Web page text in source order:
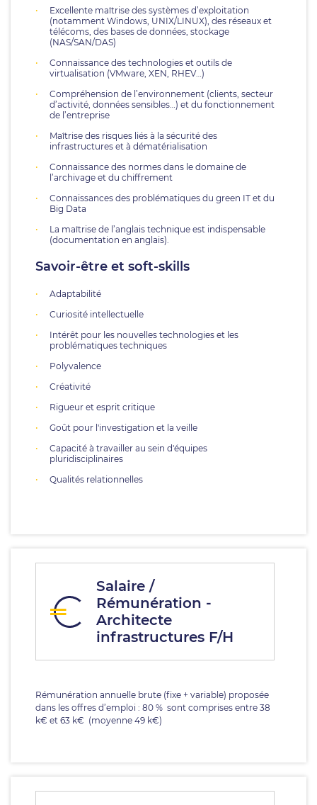
Excellente maîtrise des systèmes d’exploitation
(notamment Windows, UNIX/LINUX), des réseaux et
télécoms, des bases de données, stockage
(NAS/SAN/DAS)
Connaissance des technologies et outils de
virtualisation (VMware, XEN, RHEV…)
Compréhension de l’environnement (clients, secteur
d’activité, données sensibles…) et du fonctionnement
de l’entreprise
Maîtrise des risques liés à la sécurité des
infrastructures et à dématérialisation
Connaissance des normes dans le domaine de
l’archivage et du chiffrement
Connaissances des problématiques du green IT et du
Big Data
La maîtrise de l’anglais technique est indispensable
(documentation en anglais).
Savoir-être et soft-skills
Adaptabilité
Curiosité intellectuelle
Intérêt pour les nouvelles technologies et les
problématiques techniques
Polyvalence
Créativité
Rigueur et esprit critique
Goût pour l'investigation et la veille
Capacité à travailler au sein d'équipes
pluridisciplinaires
Qualités relationnelles
Salaire /
Rémunération -
Architecte
infrastructures F/H
Rémunération annuelle brute (fixe + variable) proposée
dans les offres d’emploi : 80 % sont comprises entre 38
k€ et 63 k€ (moyenne 49 k€)